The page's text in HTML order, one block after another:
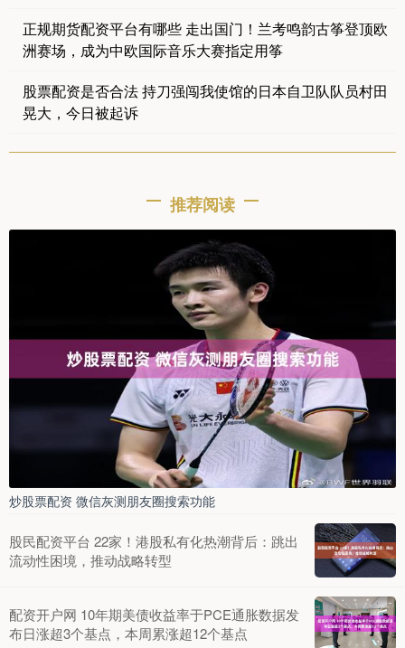
正规期货配资平台有哪些 走出国门！兰考鸣韵古筝登顶欧
洲赛场，成为中欧国际音乐大赛指定用筝
股票配资是否合法 持刀强闯我使馆的日本自卫队队员村田
晃大，今日被起诉
推荐阅读
炒股票配资 微信灰测朋友圈搜索功能
股民配资平台 22家！港股私有化热潮背后：跳出
流动性困境，推动战略转型
配资开户网 10年期美债收益率于PCE通胀数据发
布日涨超3个基点，本周累涨超12个基点